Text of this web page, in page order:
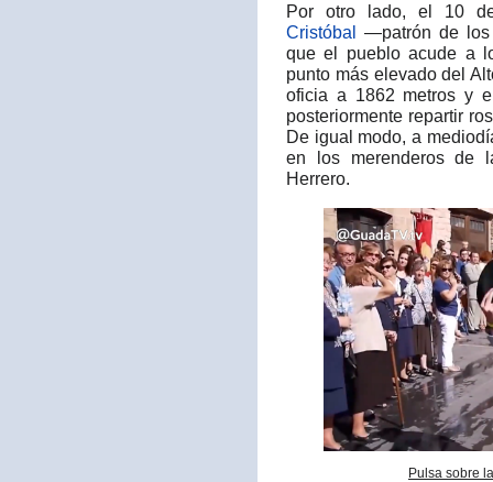
Por otro lado, el 10
Cristóbal —patrón de los
que el pueblo acude a
punto más elevado del
oficia a 1862 metros y
posteriormente repartir
De igual modo, a
en los merenderos de
Herrero.​
Pulsa sobre